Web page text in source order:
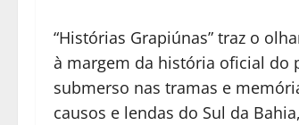
“Histórias Grapiúnas” traz o
à margem da história oficial do
submerso nas tramas e
causos e lendas do Sul da